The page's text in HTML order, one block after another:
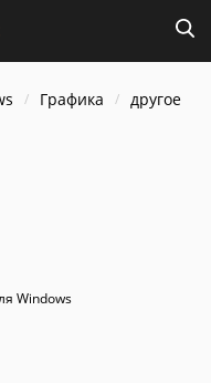
Графика
другое
Windows